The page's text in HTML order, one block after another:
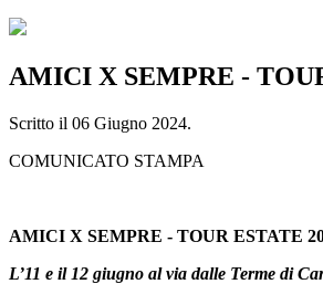
AMICI X SEMPRE -
Scritto il 06 Giugno 2024.
COMUNICATO STAMPA
AMICI X SEMPRE - TOUR ESTATE
L’11 e il 12 giugno al via dalle Terme di